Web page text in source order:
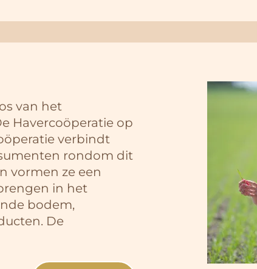
van het
Havercoöperatie op
verbindt
rondom dit
vormen ze een
in het
bodem,
De